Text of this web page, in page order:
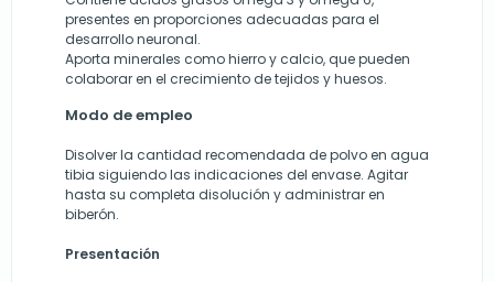
presentes en proporciones adecuadas para el
desarrollo neuronal.
Aporta minerales como hierro y calcio, que pueden
colaborar en el crecimiento de tejidos y huesos.
Modo de empleo
Disolver la cantidad recomendada de polvo en agua
tibia siguiendo las indicaciones del envase. Agitar
hasta su completa disolución y administrar en
biberón.
Presentación